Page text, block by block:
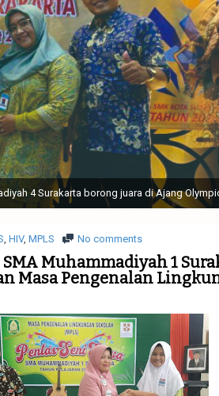
Muhammadiyah ( TSPM ) di
bendera dan tari memukau seluruh
, HIV, MPLS No comments
SMA Muhammadiyah 1
Masa Pengenalan